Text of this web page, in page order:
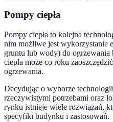
Pompy ciepła
Pompy ciepła to kolejna
nim możliwe jest wykorzystanie
gruntu lub wody) do ogrzewania
ciepła może co roku
ogrzewania.
Decydując o wyborze
rzeczywistymi potrzebami oraz
rynku istnieje wiele rozwiązań,
specyfiki budynku i zastosowań.